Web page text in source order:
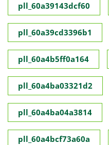
pll_60a39143dcf60
pll_60a39cd3396b1
pll_60a4b5ff0a164
pll_60a4ba03321d2
pll_60a4ba04a3814
pll_60a4bcf73a60a